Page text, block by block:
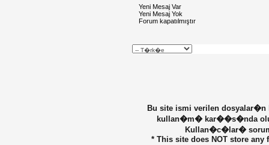
Yeni Mesaj Var
Yeni Mesaj Yok
Forum kapatılmıştır
Bu site ismi verilen
kullan�m� kar��s�nda
Kullan�c�lar�
* This site does NOT store